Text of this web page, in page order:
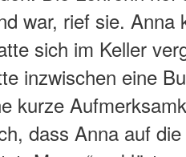
war, rief sie. Anna
sich im Keller
inzwischen eine
kurze
dass Anna auf